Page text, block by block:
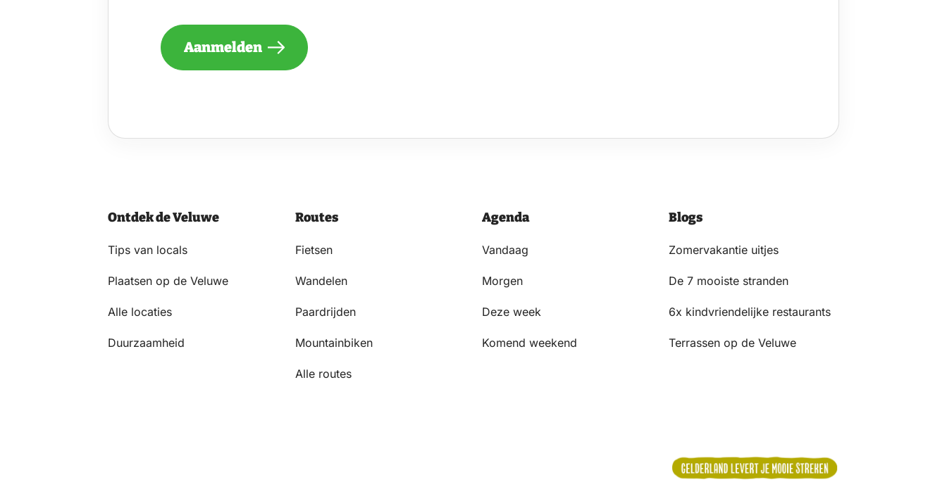
PER
MAAND
NIEUWSBRIEF
HET
Aanmelden
Ontdek de Veluwe
Tips van locals
Plaatsen op de Veluwe
Alle locaties
Duurzaamheid
Routes
Fietsen
Wandelen
Paardrijden
Mountainbiken
Alle routes
Agenda
Vandaag
Morgen
Deze week
Komend weekend
Blogs
Zomervakantie uitjes
De 7 mooiste stranden
6x kindvriendelijke restaurants
Terrassen op de Veluwe